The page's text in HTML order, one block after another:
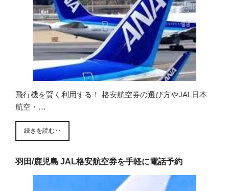
飛行機を賢く利用する！ 格安航空券の選び方やJAL日本
航空・…
続きを読む‥
羽田/鹿児島 JAL格安航空券を手軽に電話予約